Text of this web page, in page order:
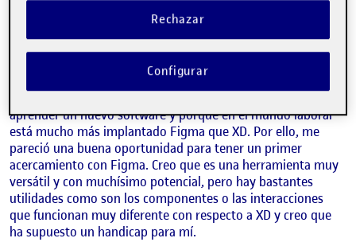
Periódico y me pareció que podría sacarle más partido de
Para esta primera práctica he utilizado la herramienta de
Figma. Yo estoy muy familiarizada y trabajo en mi día a día
aprender un nuevo software y porque en el mundo laboral
está mucho más implantado Figma que XD. Por ello, me
pareció una buena oportunidad para tener un primer
acercamiento con Figma. Creo que es una herramienta muy
versátil y con muchísimo potencial, pero hay bastantes
utilidades como son los componentes o las interacciones
que funcionan muy diferente con respecto a XD y creo que
ha supuesto un handicap para mí.
Rechazar
Configurar